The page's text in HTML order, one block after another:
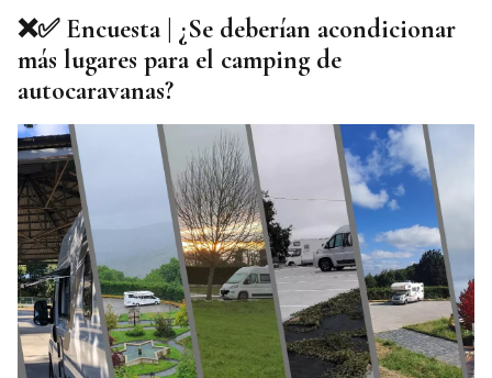
❌✅ Encuesta | ¿Se deberían acondicionar
más lugares para el camping de
autocaravanas?